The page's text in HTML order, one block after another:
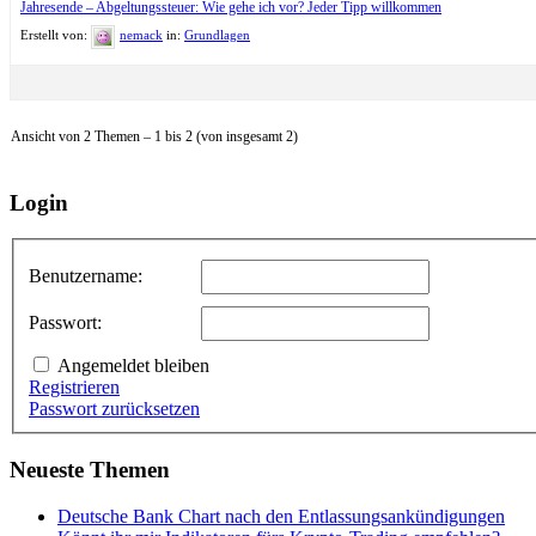
Jahresende – Abgeltungssteuer: Wie gehe ich vor? Jeder Tipp willkommen
Erstellt von: nemack in: Grundlagen
Ansicht von 2 Themen – 1 bis 2 (von insgesamt 2)
Login
Benutzername:
Passwort:
Angemeldet bleiben
Registrieren
Passwort zurücksetzen
Neueste Themen
Deutsche Bank Chart nach den Entlassungsankündigungen